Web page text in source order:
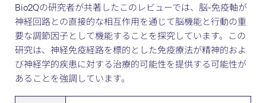
Bio2Qの研究者が共著したこのレビューでは、脳-免疫軸が
神経回路との直接的な相互作用を通じて脳機能と行動の重
要な調節因子として機能することを探究しています。この
研究は、神経免疫経路を標的とした免疫療法が精神的およ
び神経学的疾患に対する治療的可能性を提供する可能性が
あることを強調しています。